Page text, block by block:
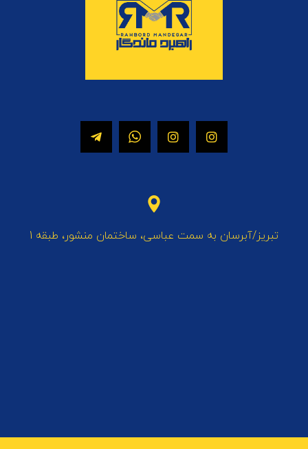
تبریز/آبرسان به سمت عباسی، ساختمان منشور، طبقه 1